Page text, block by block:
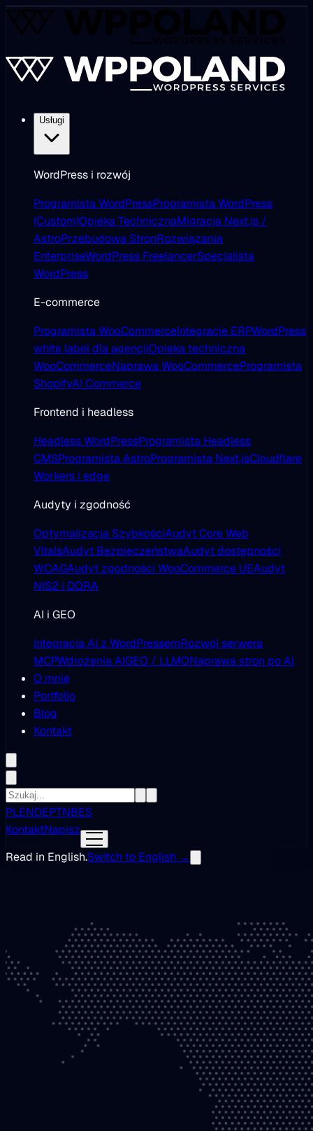
Usługi
WordPress i rozwój
Programista WordPressProgramista WordPress
(Custom)Opieka TechnicznaMigracja Next.js /
AstroPrzebudowa StronRozwiązania
EnterpriseWordPress FreelancerSpecjalista
WordPress
E-commerce
Programista WooCommerceIntegracje ERPWordPress
white label dla agencjiOpieka techniczna
WooCommerceNaprawa WooCommerceProgramista
ShopifyAI Commerce
Frontend i headless
Headless WordPressProgramista Headless
CMSProgramista AstroProgramista Next.jsCloudflare
Workers i edge
Audyty i zgodność
Optymalizacja SzybkościAudyt Core Web
VitalsAudyt BezpieczeństwaAudyt dostępności
WCAGAudyt zgodności WooCommerce UEAudyt
NIS2 i DORA
AI i GEO
Integracja AI z WordPressemRozwój serwera
MCPWdrożenia AIGEO / LLMONaprawa stron po AI
O mnie
Portfolio
Blog
Kontakt
PLENDEPTNBES
KontaktNapisz
Read in English.Switch to English →